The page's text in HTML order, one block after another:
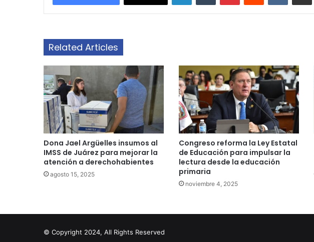
Related Articles
Dona Jael Argüelles insumos al
IMSS de Juárez para mejorar la
atención a derechohabientes
agosto 15, 2025
Congreso reforma la Ley Estatal
de Educación para impulsar la
lectura desde la educación
primaria
noviembre 4, 2025
© Copyright 2024, All Rights Reserved